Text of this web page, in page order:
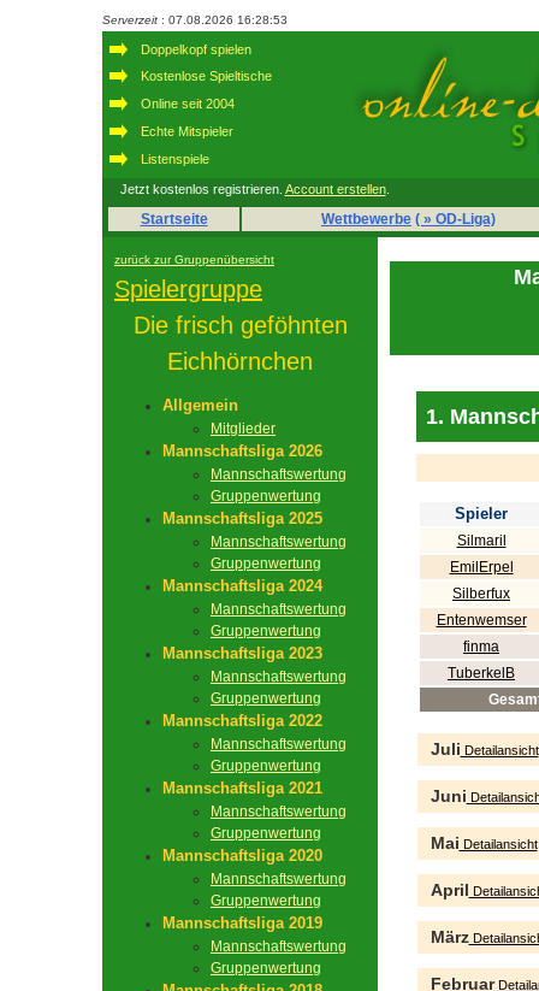
Serverzeit : 07.08.2026 16:28:53
Doppelkopf spielen
Kostenlose Spieltische
Online seit 2004
Echte Mitspieler
Listenspiele
Jetzt kostenlos registrieren. Account erstellen.
Startseite Wettbewerbe ( » OD-Liga)
zurück zur Gruppenübersicht
Spielergruppe
Die frisch geföhnten
Eichhörnchen
Allgemein
Mitglieder
Mannschaftsliga 2026
Mannschaftswertung
Gruppenwertung
Mannschaftsliga 2025
Mannschaftswertung
Gruppenwertung
Mannschaftsliga 2024
Mannschaftswertung
Gruppenwertung
Mannschaftsliga 2023
Mannschaftswertung
Gruppenwertung
Mannschaftsliga 2022
Mannschaftswertung
Gruppenwertung
Mannschaftsliga 2021
Mannschaftswertung
Gruppenwertung
Mannschaftsliga 2020
Mannschaftswertung
Gruppenwertung
Mannschaftsliga 2019
Mannschaftswertung
Gruppenwertung
1.
Spieler
Silmaril
EmilErpel
Silberfux
Entenwemser
finma
TuberkelB
Juli Detailansicht
Juni
Mai Detailansicht
April
März
Februar